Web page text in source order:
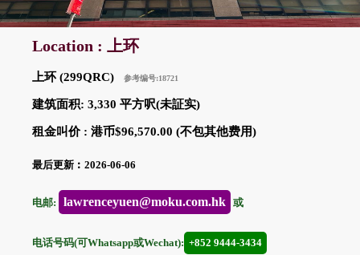
Location : 上环
上环 (299QRC) 参考编号:18721
建筑面积: 3,330 平方呎(未証实)
租金叫价 : 港币$96,570.00 (不包其他费用)
最后更新︰2026-06-06
电邮: lawrenceyuen@moku.com.hk 或
电话号码(可Whatsapp或Wechat): +852 9444-3434